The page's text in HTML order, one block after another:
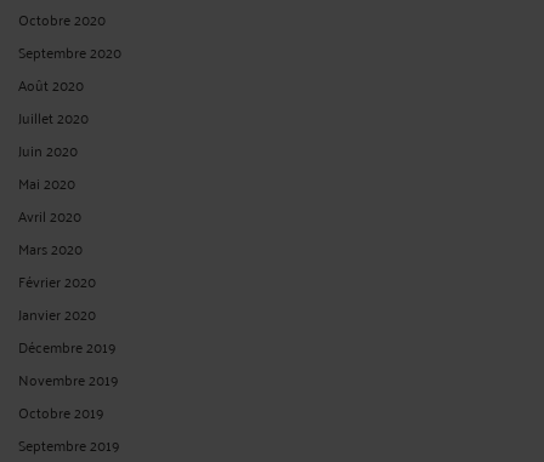
Octobre 2020
Septembre 2020
Août 2020
Juillet 2020
Juin 2020
Mai 2020
Avril 2020
Mars 2020
Février 2020
Janvier 2020
Décembre 2019
Novembre 2019
Octobre 2019
Septembre 2019